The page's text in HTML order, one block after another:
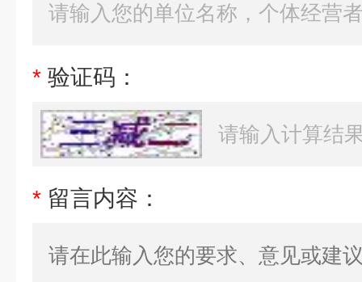
* 验证码：
* 留言内容：